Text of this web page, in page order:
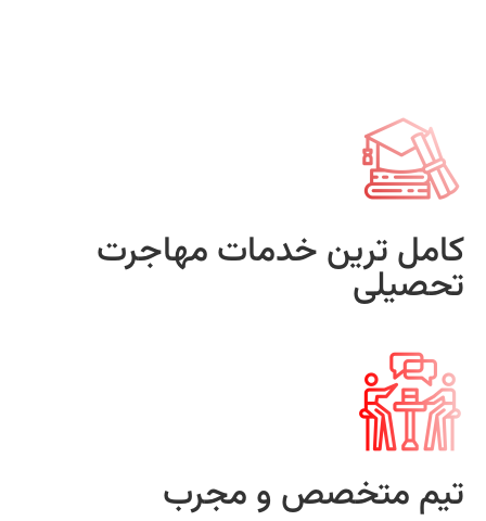
کامل ترین خدمات مهاجرت
تحصیلی
تیم متخصص و مجرب